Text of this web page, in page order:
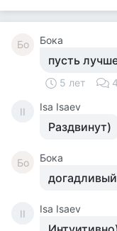
Бо Бока
пусть
5 лет 4
II Isa Isaev
Раздвинут)
Бо Бока
II Isa Isaev